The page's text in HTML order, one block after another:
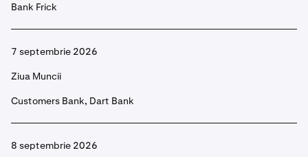
Bank Frick
7 septembrie 2026
Ziua Muncii
Customers Bank, Dart Bank
8 septembrie 2026